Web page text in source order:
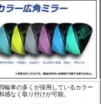
輪車の多くが採用しているカラー
感なく取り付けが可能。